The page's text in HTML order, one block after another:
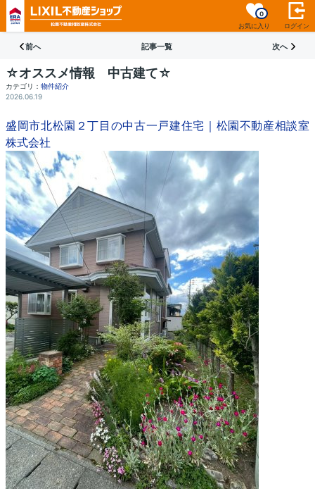
お気に入り
0
ログイン
前へ 記事一覧 次へ
☆オススメ情報 中古建て☆
カテゴリ： 物件紹介
2026.06.19
盛岡市北松園２丁目の中古一戸建住宅｜松園不動産相談室
株式会社